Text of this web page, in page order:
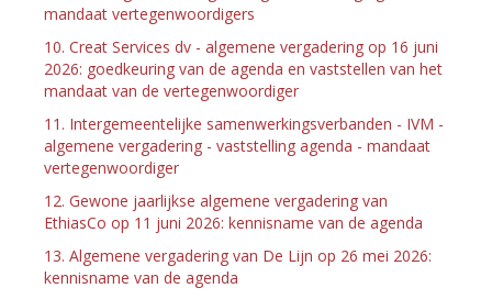
mandaat vertegenwoordigers
10. Creat Services dv - algemene vergadering op 16 juni
2026: goedkeuring van de agenda en vaststellen van het
mandaat van de vertegenwoordiger
11. Intergemeentelijke samenwerkingsverbanden - IVM -
algemene vergadering - vaststelling agenda - mandaat
vertegenwoordiger
12. Gewone jaarlijkse algemene vergadering van
EthiasCo op 11 juni 2026: kennisname van de agenda
13. Algemene vergadering van De Lijn op 26 mei 2026:
kennisname van de agenda